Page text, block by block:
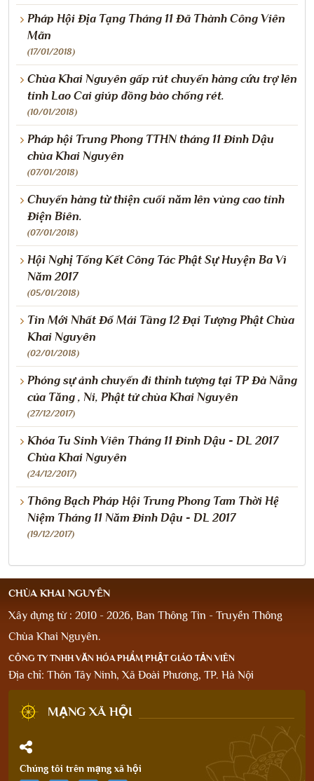
Pháp Hội Địa Tạng Tháng 11 Đã Thành Công Viên
Mãn
(17/01/2018)
Chùa Khai Nguyên gấp rút chuyển hàng cứu trợ lên
tỉnh Lao Cai giúp đồng bào chống rét.
(10/01/2018)
Pháp hội Trung Phong TTHN tháng 11 Đinh Dậu
chùa Khai Nguyên
(07/01/2018)
Chuyến hàng từ thiện cuối năm lên vùng cao tỉnh
Điện Biên.
(07/01/2018)
Hội Nghị Tổng Kết Công Tác Phật Sự Huyện Ba Vì
Năm 2017
(05/01/2018)
Tin Mới Nhất Đổ Mái Tầng 12 Đại Tượng Phật Chùa
Khai Nguyên
(02/01/2018)
Phóng sự ảnh chuyến đi thỉnh tượng tại TP Đà Nẵng
của Tăng , Ni, Phật tử chùa Khai Nguyên
(27/12/2017)
Khóa Tu Sinh Viên Tháng 11 Đinh Dậu - DL 2017
Chùa Khai Nguyên
(24/12/2017)
Thông Bạch Pháp Hội Trung Phong Tam Thời Hệ
Niệm Tháng 11 Năm Đinh Dậu - DL 2017
(19/12/2017)
CHÙA KHAI NGUYÊN
Xây dựng từ : 2010 - 2026, Ban Thông Tin - Truyền Thông
Chùa Khai Nguyên.
CÔNG TY TNHH VĂN HÓA PHẨM PHẬT GIÁO TẢN VIÊN
Địa chỉ: Thôn Tây Ninh, Xã Đoài Phương, TP. Hà Nội
MẠNG XÃ HỘI
Chúng tôi trên mạng xã hội